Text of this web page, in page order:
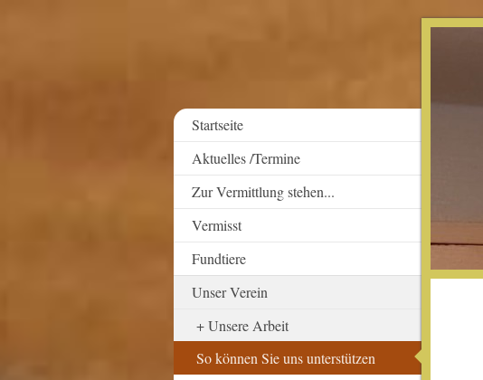
Startseite
Aktuelles /Termine
Zur Vermittlung stehen...
Vermisst
Fundtiere
Unser Verein
Unsere Arbeit
So können Sie uns unterstützen